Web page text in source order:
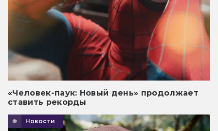
«Человек-паук: Новый день» продолжает
ставить рекорды
Новости